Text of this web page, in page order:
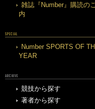
雑誌『Number』購読の
内
SPECIAL
Number SPORTS OF
YEAR
ARCHIVE
競技から探す
著者から探す